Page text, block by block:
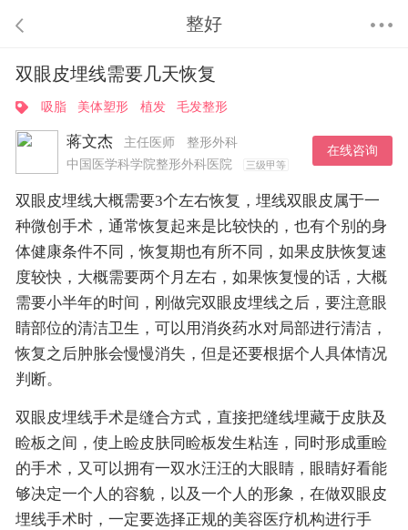
整好
双眼皮埋线需要几天恢复
吸脂 美体塑形 植发 毛发整形
蒋文杰 主任医师
整形外科
中国医学科学院整形外科医院
三级甲等
在线咨询
双眼皮埋线大概需要3个左右恢复，埋线双眼皮属于一
种微创手术，通常恢复起来是比较快的，也有个别的身
体健康条件不同，恢复期也有所不同，如果皮肤恢复速
度较快，大概需要两个月左右，如果恢复慢的话，大概
需要小半年的时间，刚做完双眼皮埋线之后，要注意眼
睛部位的清洁卫生，可以用消炎药水对局部进行清洁，
恢复之后肿胀会慢慢消失，但是还要根据个人具体情况
判断。
双眼皮埋线手术是缝合方式，直接把缝线埋藏于皮肤及
睑板之间，使上睑皮肤同睑板发生粘连，同时形成重睑
的手术，又可以拥有一双水汪汪的大眼睛，眼睛好看能
够决定一个人的容貌，以及一个人的形象，在做双眼皮
埋线手术时，一定要选择正规的美容医疗机构进行手